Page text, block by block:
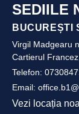
SEDIILE
BUCUREȘTI
Virgil Madgearu
Cartierul
Telefon:
Email:
Vezi locația